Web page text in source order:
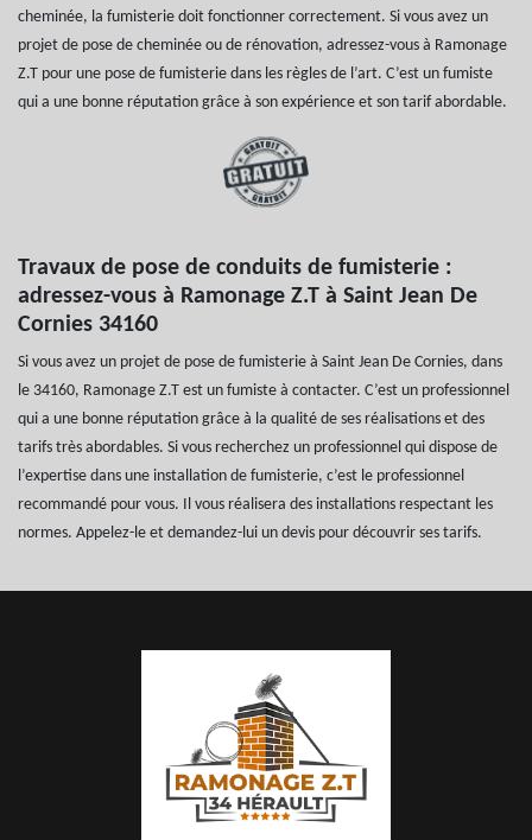
cheminée, la fumisterie doit fonctionner correctement. Si vous avez un
projet de pose de cheminée ou de rénovation, adressez-vous à Ramonage
Z.T pour une pose de fumisterie dans les règles de l’art. C’est un fumiste
qui a une bonne réputation grâce à son expérience et son tarif abordable.
Travaux de pose de conduits de fumisterie :
adressez-vous à Ramonage Z.T à Saint Jean De
Cornies 34160
Si vous avez un projet de pose de fumisterie à Saint Jean De Cornies, dans
le 34160, Ramonage Z.T est un fumiste à contacter. C’est un professionnel
qui a une bonne réputation grâce à la qualité de ses réalisations et des
tarifs très abordables. Si vous recherchez un professionnel qui dispose de
l’expertise dans une installation de fumisterie, c’est le professionnel
recommandé pour vous. Il vous réalisera des installations respectant les
normes. Appelez-le et demandez-lui un devis pour découvrir ses tarifs.